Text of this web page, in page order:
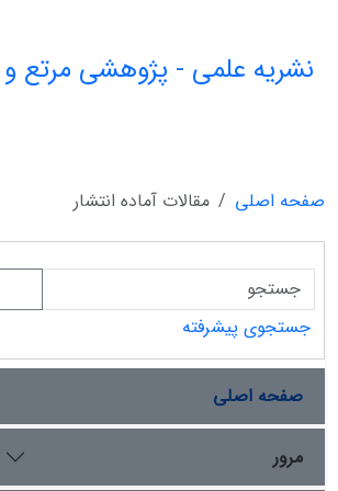
نشریه علمی - پژوهشی مرتع و
صفحه اصلی
مقالات آماده انتشار
جستجوی پیشرفته
صفحه اصلی
مرور